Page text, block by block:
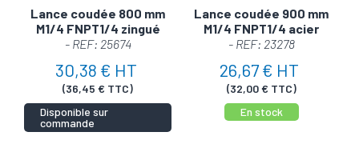
Lance coudée 800 mm
M1/4 FNPT1/4 zingué
- REF: 25674
30,38 € HT
(36,45 € TTC)
Disponible sur
commande
Lance coudée 900 mm
M1/4 FNPT1/4 acier
- REF: 23278
26,67 € HT
(32,00 € TTC)
En stock